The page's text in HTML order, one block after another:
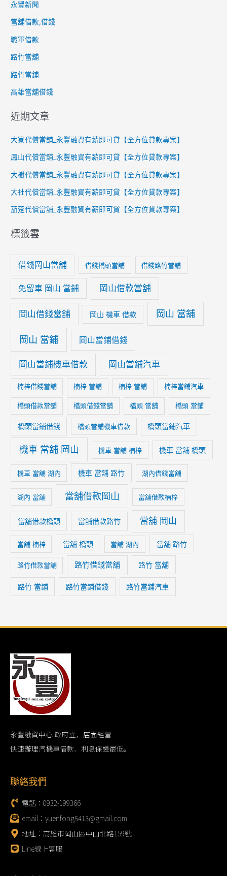
永豐新聞
當舖借款,借錢
職軍借款
路竹當舖
路竹當鋪
高雄當舖借錢
近期文章
大寮代償當舖_永豐融資有薪即可貸【全方位貸款專案】
鳳山代償當舖_永豐融資有薪即可貸【全方位貸款專案】
大樹代償當舖_永豐融資有薪即可貸【全方位貸款專案】
大社代償當舖_永豐融資有薪即可貸【全方位貸款專案】
茄萣代償當舖_永豐融資有薪即可貸【全方位貸款專案】
標籤雲
借錢岡山當舖 借錢橋頭當舖 借錢路竹當舖
免留車 岡山 當鋪 岡山借款當舖
岡山借錢當舖 岡山 機車 借款 岡山 當舖
岡山 當鋪 岡山當鋪借錢
岡山當鋪機車借款 岡山當鋪汽車
楠梓借錢當舖 楠梓 當舖 楠梓 當鋪 楠梓當鋪汽車
橋頭借款當舖 橋頭借錢當舖 橋頭 當舖 橋頭 當鋪
橋頭當鋪借錢 橋頭當鋪機車借款 橋頭當鋪汽車
機車 當舖 岡山 機車 當舖 楠梓 機車 當舖 橋頭
機車 當舖 湖內 機車 當舖 路竹 湖內借錢當舖
湖內 當舖 當舖借款岡山 當舖借款楠梓
當舖借款橋頭 當舖借款路竹 當舖 岡山
當舖 楠梓 當舖 橋頭 當舖 湖內 當舖 路竹
路竹借款當舖 路竹借錢當舖 路竹 當舖
路竹 當鋪 路竹當鋪借錢 路竹當鋪汽車
永豐融資中心-政府立，店面經營
快速辦理汽機車借款、利息保證最低。
聯絡我們
電話：0932-199366
email：yuenfong5413@gmail.com
地址：高雄市岡山區中山北路159號
Line線上客服